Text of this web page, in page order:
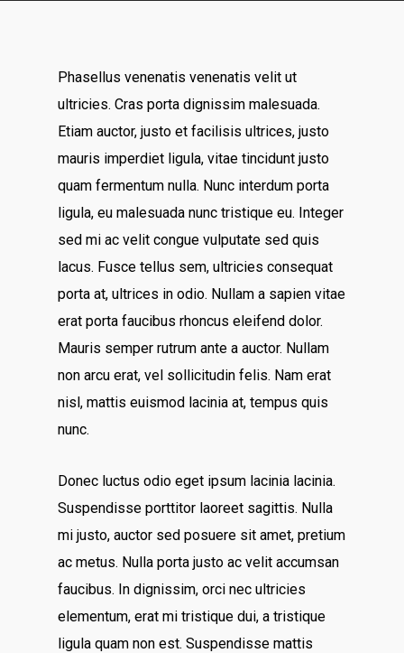
Phasellus venenatis venenatis velit ut
ultricies. Cras porta dignissim malesuada.
Etiam auctor, justo et facilisis ultrices, justo
mauris imperdiet ligula, vitae tincidunt justo
quam fermentum nulla. Nunc interdum porta
ligula, eu malesuada nunc tristique eu. Integer
sed mi ac velit congue vulputate sed quis
lacus. Fusce tellus sem, ultricies consequat
porta at, ultrices in odio. Nullam a sapien vitae
erat porta faucibus rhoncus eleifend dolor.
Mauris semper rutrum ante a auctor. Nullam
non arcu erat, vel sollicitudin felis. Nam erat
nisl, mattis euismod lacinia at, tempus quis
nunc.
Donec luctus odio eget ipsum lacinia lacinia.
Suspendisse porttitor laoreet sagittis. Nulla
mi justo, auctor sed posuere sit amet, pretium
ac metus. Nulla porta justo ac velit accumsan
faucibus. In dignissim, orci nec ultricies
elementum, erat mi tristique dui, a tristique
ligula quam non est. Suspendisse mattis